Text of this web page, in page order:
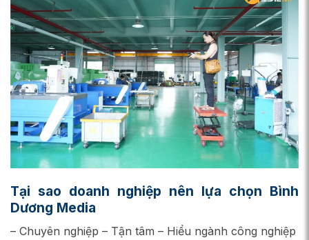
Tại sao doanh nghiệp nên lựa chọn Bình
Dương Media
– Chuyên nghiệp – Tận tâm – Hiểu ngành công nghiệp